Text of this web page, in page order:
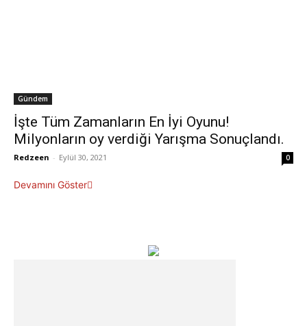
Gündem
İşte Tüm Zamanların En İyi Oyunu!
Milyonların oy verdiği Yarışma Sonuçlandı.
Redzeen - Eylül 30, 2021 0
Devamını Göster